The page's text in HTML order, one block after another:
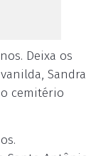
Deixa os
Sandra
cemitério